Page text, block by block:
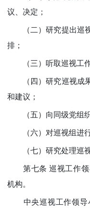
议、决定；
（二）研究提出巡视
排；
（三）听取巡视工作
（四）研究巡视成果
和建议；
（五）向同级党组织
（六）对巡视组进行
（七）研究处理巡视
第七条 巡视工作领
机构。
中央巡视工作领导